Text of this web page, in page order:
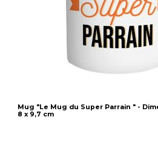
Mug "Le Mug du Super Parrain " -
8 x 9,7 cm